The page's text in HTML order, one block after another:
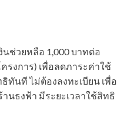
นช่วยหลือ 1,000 บาทต่อ
รงการ) เพื่อลดภาระค่าใช้
ทันที ไม่ต้องลงทะเบียน เพื่อ
ธงฟ้า มีระยะเวลาใช้สิทธิ